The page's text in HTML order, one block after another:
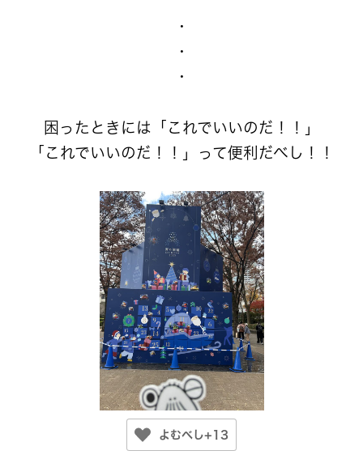
・
・
・
困ったときには「これでいいのだ！！」
「これでいいのだ！！」って便利だべし！！
よむべし+13